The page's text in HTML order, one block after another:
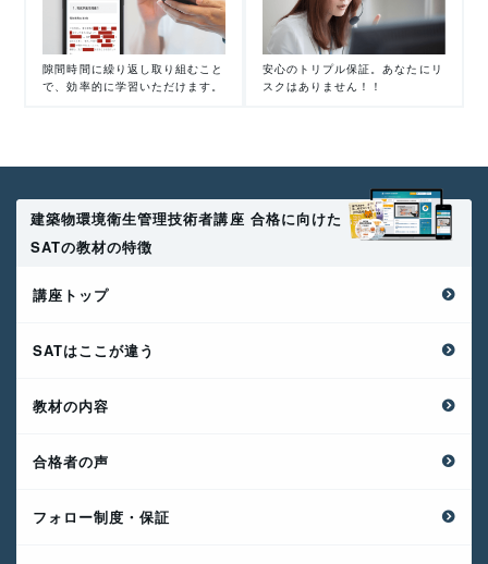
隙間時間に繰り返し取り組むこと
で、効率的に学習いただけます。
安心のトリプル保証。あなたにリ
スクはありません！！
建築物環境衛生管理技術者講座 合格に向けた
SATの教材の特徴
講座トップ
SATはここが違う
教材の内容
合格者の声
フォロー制度・保証